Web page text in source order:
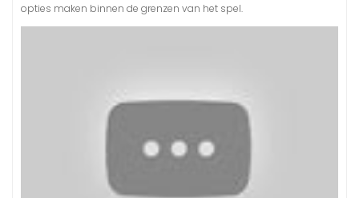
opties maken binnen de grenzen van het spel.